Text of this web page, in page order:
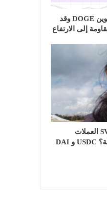
تحليل عملة جوج كوين DOGE وقد
إلى الارتفاع
بسبب أزمة بنك SVB العملات
المستقرة في ورطة؟ USDC و DAI